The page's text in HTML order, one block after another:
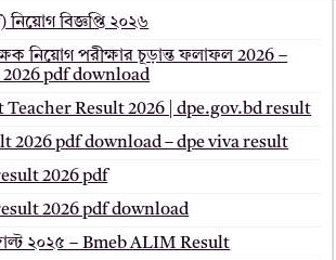
বিজ্ঞপ্তি ২০২৬
নিয়োগ পরীক্ষার চূড়ান্ত ফলাফল 2026 –
pdf download
Result 2026 | dpe.gov.bd result
2026 pdf download – dpe viva result
2026 pdf
2026 pdf download
২০২৫ – Bmeb ALIM Result